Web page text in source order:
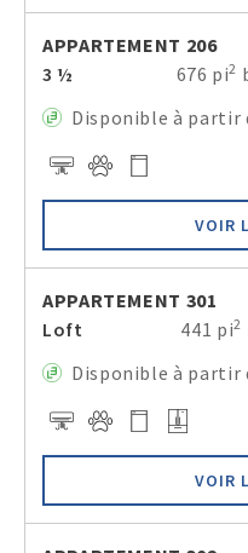
APPARTEMENT 206
3 ½
676 pi2
Disponible à partir
VOIR
APPARTEMENT 301
Loft
441 pi2
Disponible à partir
VOIR